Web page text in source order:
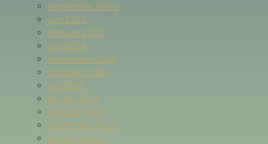
september 2020
juni 2020
februari 2020
juni 2019
november 2018
oktober 2018
juli 2018
januari 2018
oktober 2017
september 2017
augustus 2017